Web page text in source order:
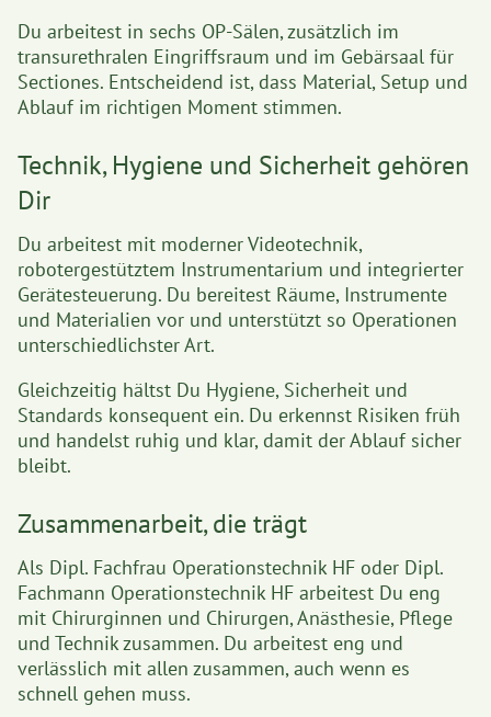
Du arbeitest in sechs OP-Sälen, zusätzlich im
transurethralen Eingriffsraum und im Gebärsaal für
Sectiones. Entscheidend ist, dass Material, Setup und
Ablauf im richtigen Moment stimmen.
Technik, Hygiene und Sicherheit gehören
Dir
Du arbeitest mit moderner Videotechnik,
robotergestütztem Instrumentarium und integrierter
Gerätesteuerung. Du bereitest Räume, Instrumente
und Materialien vor und unterstützt so Operationen
unterschiedlichster Art.
Gleichzeitig hältst Du Hygiene, Sicherheit und
Standards konsequent ein. Du erkennst Risiken früh
und handelst ruhig und klar, damit der Ablauf sicher
bleibt.
Zusammenarbeit, die trägt
Als Dipl. Fachfrau Operationstechnik HF oder Dipl.
Fachmann Operationstechnik HF arbeitest Du eng
mit Chirurginnen und Chirurgen, Anästhesie, Pflege
und Technik zusammen. Du arbeitest eng und
verlässlich mit allen zusammen, auch wenn es
schnell gehen muss.